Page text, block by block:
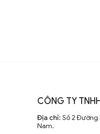
CÔNG TY
Địa chỉ: Số 2 Đường
Nam.